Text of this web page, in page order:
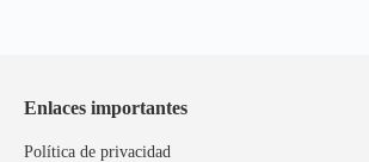
Enlaces importantes
Política de privacidad